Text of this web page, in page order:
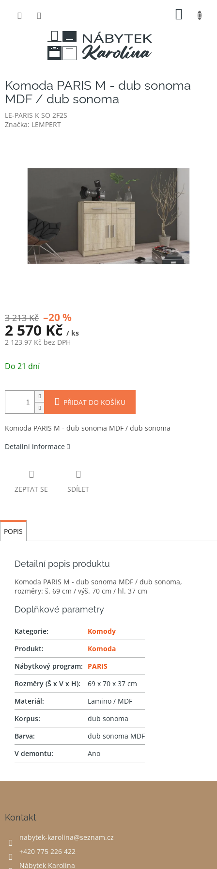
Komoda PARIS M - dub sonoma
MDF / dub sonoma
LE-PARIS K SO 2F2S
Značka: LEMPERT
3 213 Kč –20 %
2 570 Kč / ks
2 123,97 Kč bez DPH
cena:
Do 21 dní
PŘIDAT DO KOŠÍKU
Komoda PARIS M - dub sonoma MDF / dub sonoma
Detailní informace
ZEPTAT SE SDÍLET
POPIS
Detailní popis produktu
Komoda PARIS M - dub sonoma MDF / dub sonoma,
rozměry: š. 69 cm / výš. 70 cm / hl. 37 cm
Doplňkové parametry
Kategorie:
Komody
Produkt:
Komoda
Nábytkový program:
PARIS
Rozměry (Š x V x H):
69 x 70 x 37 cm
Materiál:
Lamino / MDF
Korpus:
dub sonoma
Barva:
dub sonoma MDF
V demontu: Ano
Kontakt
nabytek-karolina@seznam.cz
+420 775 226 422
Nábytek Karolína